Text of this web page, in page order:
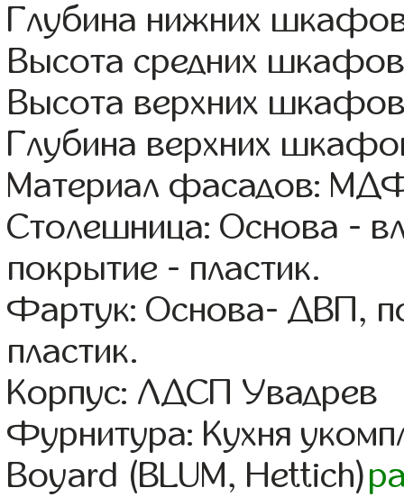
Глубина нижних
Высота средних
Высота верхних
Глубина верхних
Материал фасадов:
Столешница: Основа -
покрытие - пластик.
Фартук: Основа- ДВП,
пластик.
Корпус: ЛДСП Увадрев
Фурнитура: Кухня
Boyard (BLUM, Hettich)